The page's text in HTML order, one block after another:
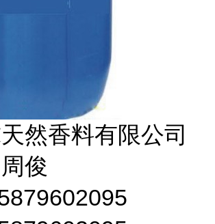
然香料有限公司
俊